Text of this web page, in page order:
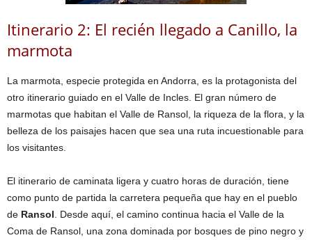
Itinerario 2: El recién llegado a Canillo, la
marmota
La marmota, especie protegida en Andorra, es la protagonista del
otro itinerario guiado en el Valle de Incles. El gran número de
marmotas que habitan el Valle de Ransol, la riqueza de la flora, y la
belleza de los paisajes hacen que sea una ruta incuestionable para
los visitantes.
El itinerario de caminata ligera y cuatro horas de duración, tiene
como punto de partida la carretera pequeña que hay en el pueblo
de Ransol . Desde aquí, el camino continua hacia el Valle de la
Coma de Ransol, una zona dominada por bosques de pino negro y